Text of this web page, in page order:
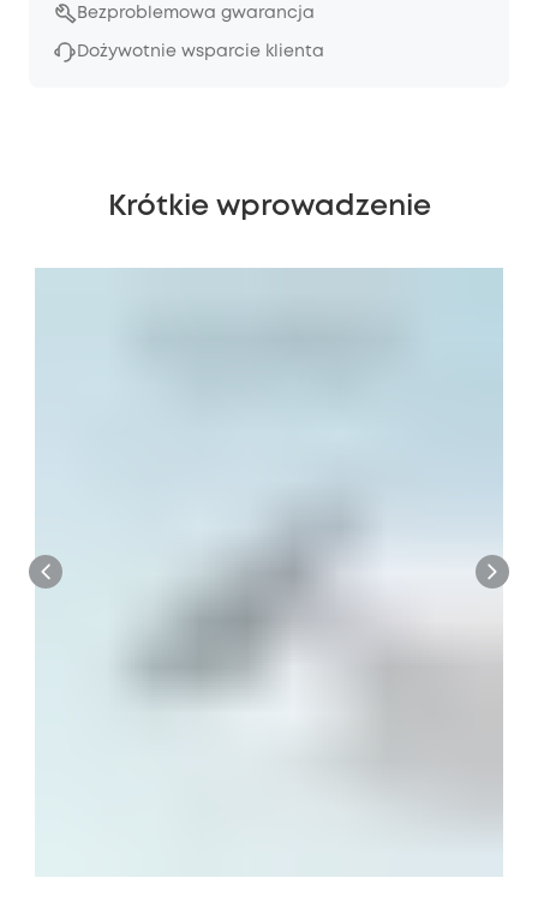
Bezproblemowa gwarancja
Dożywotnie wsparcie klienta
Krótkie wprowadzenie